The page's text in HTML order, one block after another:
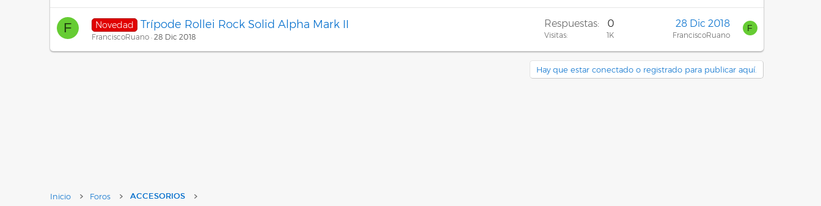
F Novedad Trípode Rollei Rock Solid Alpha Mark II
FranciscoRuano 28 Dic 2018
Respuestas 0
Visitas 1K
28 Dic 2018
FranciscoRuano
F
Hay que estar conectado o registrado para publicar aquí.
Inicio Foros ACCESORIOS